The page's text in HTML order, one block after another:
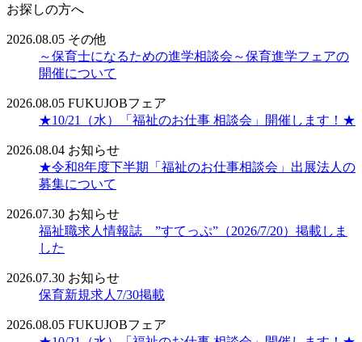
お探しの方へ
2026.08.05 その他
～保育士になるための進学相談会～保育進学フェアの
開催について
2026.08.05 FUKUJOBフェア
★10/21（水）「福祉のお仕事 相談会」開催します！★
2026.08.04 お知らせ
★令和8年度下半期「福祉のお仕事相談会」出展法人の
募集について
2026.07.30 お知らせ
福祉職求人情報誌 ”すてっぷ”（2026/7/20）掲載しま
した
2026.07.30 お知らせ
保育新規求人7/30掲載
2026.08.05 FUKUJOBフェア